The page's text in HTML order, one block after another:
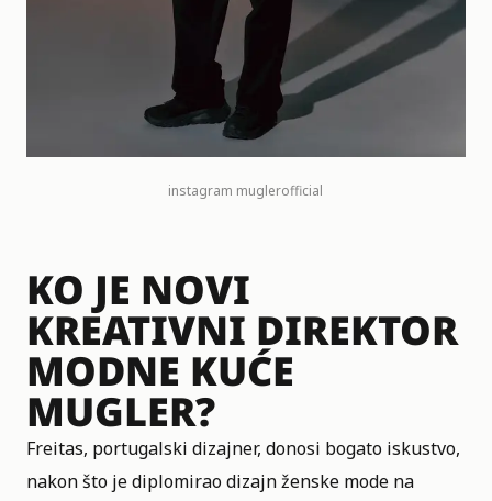
instagram muglerofficial
KO JE NOVI
KREATIVNI DIREKTOR
MODNE KUĆE
MUGLER?
Freitas, portugalski dizajner, donosi bogato iskustvo,
nakon što je diplomirao dizajn ženske mode na